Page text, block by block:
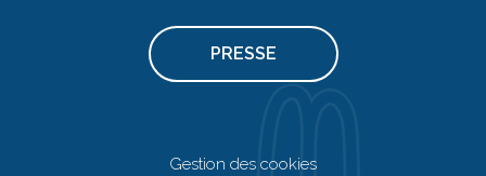
PRESSE
Gestion des cookies